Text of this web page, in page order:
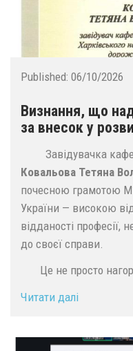
Published: 06/10/2026
Визнання, що
за внесок у
Завідувачка
Ковальова Тетяна
почесною грамотою
України — високою
відданості професії,
до своєї справи.
Це не просто
Читати далі